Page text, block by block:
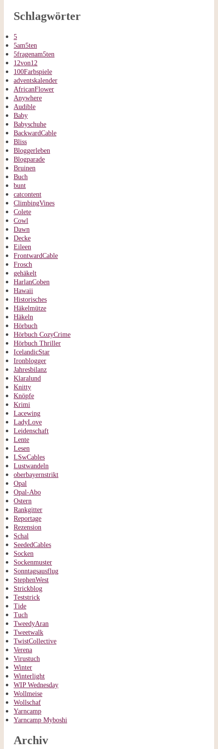
Schlagwörter
5
5am5ten
5fragenam5ten
12von12
100Farbspiele
adventskalender
AfricanFlower
Anywhere
Audible
Baby
Babyschuhe
BackwardCable
Bliss
Bloggerleben
Blogparade
Bruinen
Buch
bunt
catcontent
ClimbingVines
Colete
Cowl
Dawn
Decke
Eileen
FrontwardCable
Frosch
gehäkelt
HarlanCoben
Hawaii
Historisches
Häkelmütze
Häkeln
Hörbuch
Hörbuch CozyCrime
Hörbuch Thriller
IcelandicStar
Ironblogger
Jahresbilanz
Klaralund
Knitty
Knöpfe
Krimi
Lacewing
LadyLove
Leidenschaft
Lente
Lesen
LSwCables
Lustwandeln
oberbayernstrikt
Opal
Opal-Abo
Ostern
Rankgitter
Reportage
Rezension
Schal
SeededCables
Socken
Sockenmuster
Sonntagsausflug
StephenWest
Strickblog
Teststrick
Tide
Tuch
TweedyAran
Tweetwalk
TwistCollective
Verena
Virustuch
Winter
Winterlight
WIP Wednesday
Wollmeise
Wollschaf
Yarncamp
Yarncamp Myboshi
Archiv